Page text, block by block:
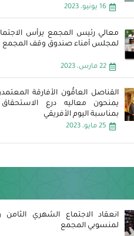
16 يونيو، 2023
معالي رئيس المجمع يرأس
لمجلس أمناء صندوق وقف المجمع
22 مارس، 2023
القناصل العامُّون الأفارقة
يمنحون معاليه درع الاستحقاق
بمناسبة اليوم الأفريقي
25 مايو، 2023
انعقاد الاجتماع الشهري الثامن
لمنسوبي المجمع